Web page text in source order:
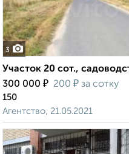
3
Участок 20 сот.,
300 000 ₽ 200 ₽ за сотку
150
Агентство, 21.05.2021